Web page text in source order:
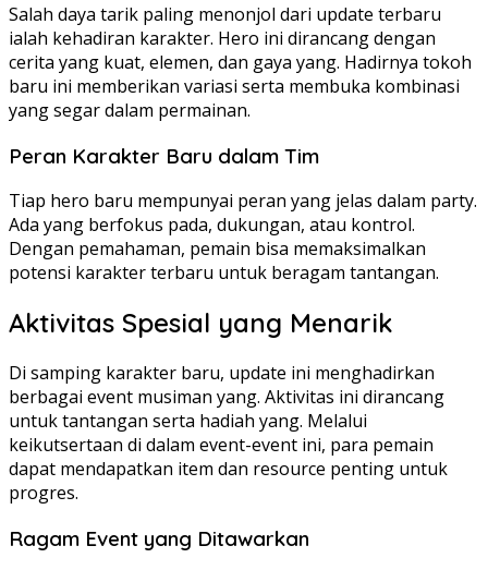
Salah daya tarik paling menonjol dari update terbaru
ialah kehadiran karakter. Hero ini dirancang dengan
cerita yang kuat, elemen, dan gaya yang. Hadirnya tokoh
baru ini memberikan variasi serta membuka kombinasi
yang segar dalam permainan.
Peran Karakter Baru dalam Tim
Tiap hero baru mempunyai peran yang jelas dalam party.
Ada yang berfokus pada, dukungan, atau kontrol.
Dengan pemahaman, pemain bisa memaksimalkan
potensi karakter terbaru untuk beragam tantangan.
Aktivitas Spesial yang Menarik
Di samping karakter baru, update ini menghadirkan
berbagai event musiman yang. Aktivitas ini dirancang
untuk tantangan serta hadiah yang. Melalui
keikutsertaan di dalam event-event ini, para pemain
dapat mendapatkan item dan resource penting untuk
progres.
Ragam Event yang Ditawarkan